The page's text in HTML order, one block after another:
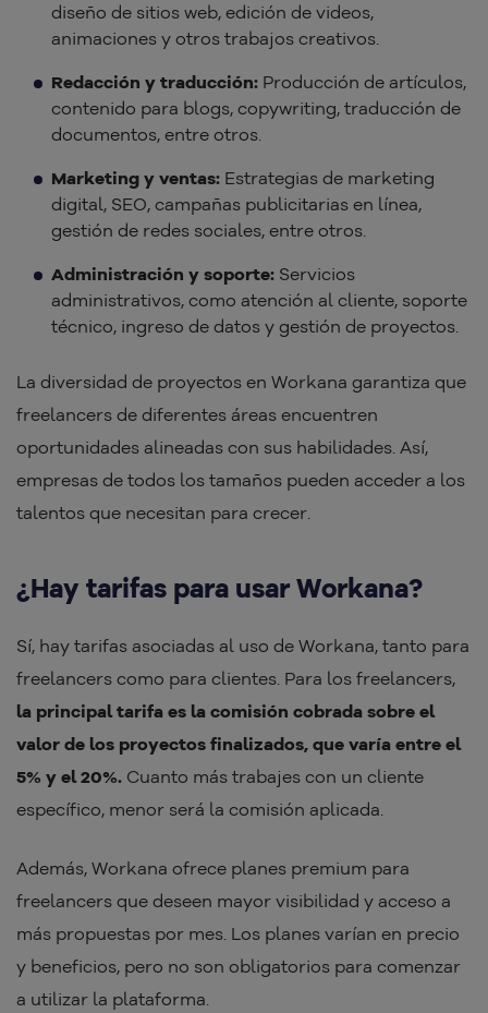
diseño de sitios web, edición de videos,
animaciones y otros trabajos creativos.
Redacción y traducción: Producción de artículos,
contenido para blogs, copywriting, traducción de
documentos, entre otros.
Marketing y ventas: Estrategias de marketing
digital, SEO, campañas publicitarias en línea,
gestión de redes sociales, entre otros.
Administración y soporte: Servicios
administrativos, como atención al cliente, soporte
técnico, ingreso de datos y gestión de proyectos.
La diversidad de proyectos en Workana garantiza que
freelancers de diferentes áreas encuentren
oportunidades alineadas con sus habilidades. Así,
empresas de todos los tamaños pueden acceder a los
talentos que necesitan para crecer.
¿Hay tarifas para usar Workana?
Sí, hay tarifas asociadas al uso de Workana, tanto para
freelancers como para clientes. Para los freelancers,
la principal tarifa es la comisión cobrada sobre el
valor de los proyectos finalizados, que varía entre el
5% y el 20%. Cuanto más trabajes con un cliente
específico, menor será la comisión aplicada.
Además, Workana ofrece planes premium para
freelancers que deseen mayor visibilidad y acceso a
más propuestas por mes. Los planes varían en precio
y beneficios, pero no son obligatorios para comenzar
a utilizar la plataforma.